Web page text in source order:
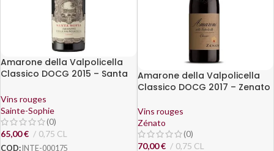
Amarone della Valpolicella
Classico DOCG 2015 – Santa
Vins rouges
Sainte-Sophie
(0)
65,00€ 0,75 CL
COD: INTE-000175
Amarone della Valpolicella
Classico DOCG 2017 – Zenato
Vins rouges
Zénato
(0)
70,00€ 0,75 CL